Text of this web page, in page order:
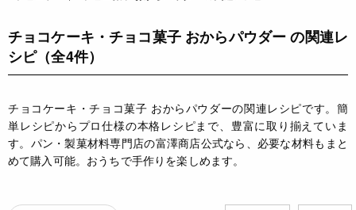
チョコケーキ・チョコ菓子 おからパウダー の関連レ
シピ（全4件）
チョコケーキ・チョコ菓子 おからパウダーの関連レシピです。簡
単レシピからプロ仕様の本格レシピまで、豊富に取り揃えていま
す。パン・製菓材料専門店の富澤商店公式なら、必要な材料もまと
めて購入可能。おうちで手作りを楽しめます。